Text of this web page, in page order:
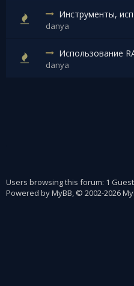
Инструменты,
danya
Использование
danya
Users browsing this forum: 1
Powered byMyBB, © 2002-2026